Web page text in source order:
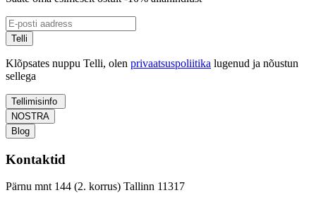
Telli
Klõpsates nuppu Telli, olen privaatsuspoliitika lugenud ja nõustun
sellega
Tellimisinfo
NOSTRA
Blog
Kontaktid
Pärnu mnt 144 (2. korrus) Tallinn 11317